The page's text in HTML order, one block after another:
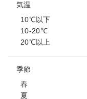
気温
10℃以下
10-20℃
20℃以上
季節
春
夏